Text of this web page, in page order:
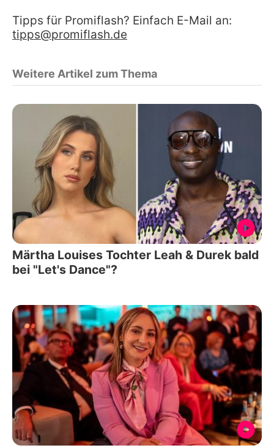
Tipps für Promiflash? Einfach E-Mail an:
tipps@promiflash.de
Weitere Artikel zum Thema
Märtha Louises Tochter Leah & Durek bald
bei "Let's Dance"?